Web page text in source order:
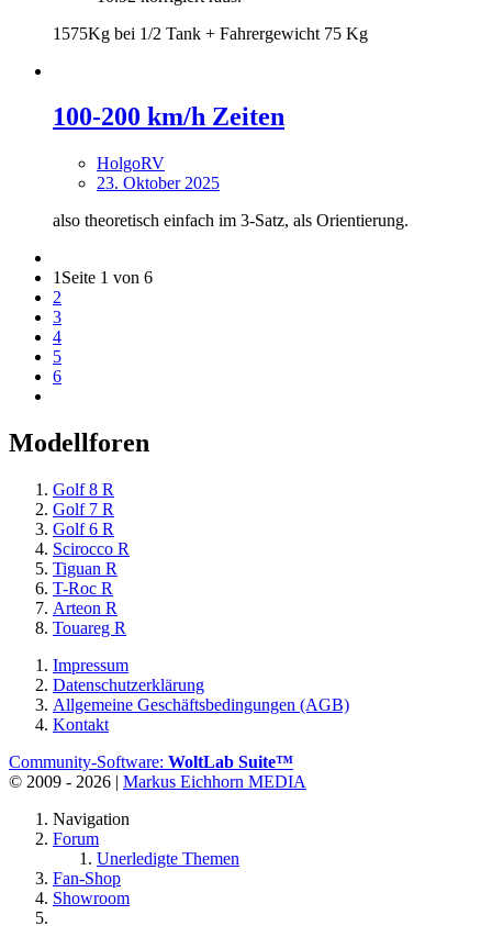
1575Kg bei 1/2 Tank + Fahrergewicht 75 Kg
100-200 km/h Zeiten
HolgoRV
23. Oktober 2025
also theoretisch einfach im 3-Satz, als Orientierung.
1 Seite 1 von 6
2
3
4
5
6
Modellforen
Golf 8 R
Golf 7 R
Golf 6 R
Scirocco R
Tiguan R
T-Roc R
Arteon R
Touareg R
Impressum
Datenschutzerklärung
Allgemeine Geschäftsbedingungen (AGB)
Kontakt
Community-Software: WoltLab Suite™
© 2009 - 2026 | Markus Eichhorn MEDIA
Navigation
Forum
Unerledigte Themen
Fan-Shop
Showroom